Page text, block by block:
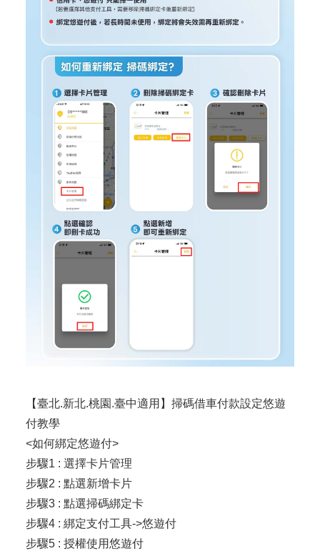
【臺北.新北.桃園.臺中適用】掃碼借車付款設定悠遊
付教學
<如何綁定悠遊付>
步驟1 : 選擇卡片管理
步驟2 : 點選新增卡片
步驟3 : 點選掃碼綁定卡
步驟4 : 綁定支付工具->悠遊付
步驟5 : 授權使用悠遊付